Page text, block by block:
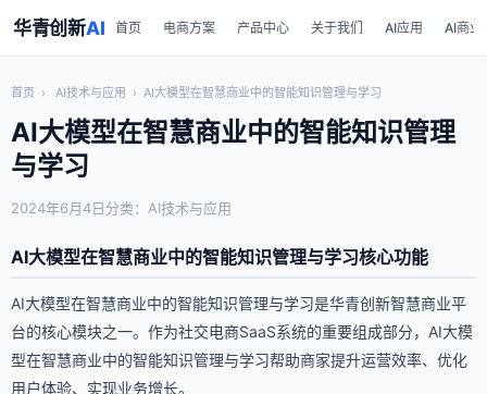
华青创新AI 首页 电商方案 产品中心 关于我们 AI应用 AI商业
首页 › AI技术与应用 › AI大模型在智慧商业中的智能知识管理与学习
AI大模型在智慧商业中的智能知识管理
与学习
2024年6月4日分类：AI技术与应用
AI大模型在智慧商业中的智能知识管理与学习核心功能
AI大模型在智慧商业中的智能知识管理与学习是华青创新智慧商业平
台的核心模块之一。作为社交电商SaaS系统的重要组成部分，AI大模
型在智慧商业中的智能知识管理与学习帮助商家提升运营效率、优化
用户体验、实现业务增长。